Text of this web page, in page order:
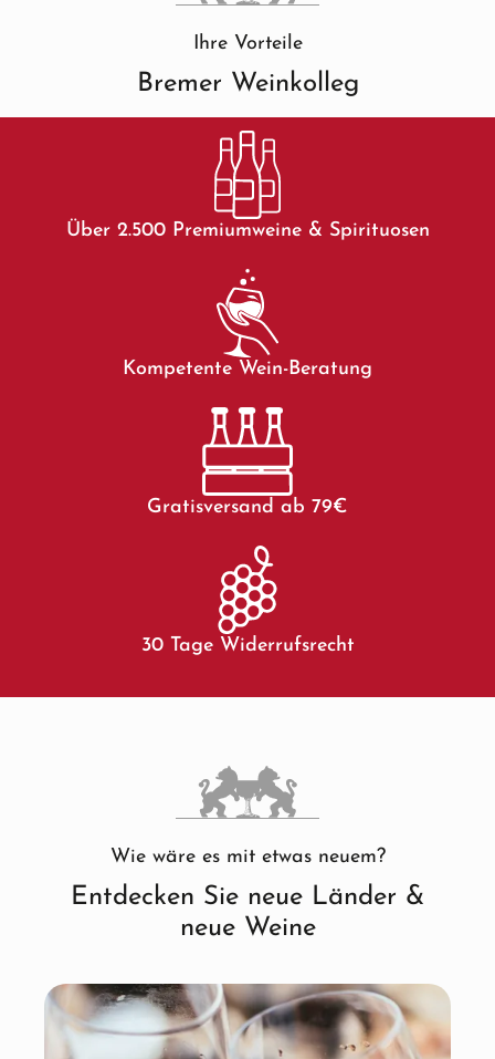
Ihre Vorteile
Bremer Weinkolleg
Über 2.500 Premiumweine & Spirituosen
Kompetente Wein-Beratung
Gratisversand ab 79€
30 Tage Widerrufsrecht
Wie wäre es mit etwas neuem?
Entdecken Sie neue Länder &
neue Weine